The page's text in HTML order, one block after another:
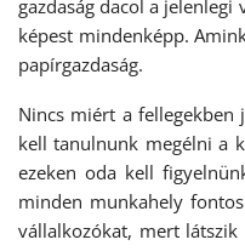
gazdaság dacol a jelenlegi
képest mindenképp.
papírgazdaság.
Nincs miért a
kell tanulnunk megélni a
ezeken oda kell
minden munkahely
vállalkozókat, mert